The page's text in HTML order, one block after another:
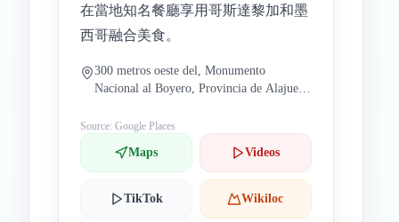
在當地知名餐廳享用哥斯達黎加和墨
西哥融合美食。
300 metros oeste del, Monumento
Nacional al Boyero, Provincia de Alajuela,
Source: Google Places
Maps Videos
TikTok Wikiloc